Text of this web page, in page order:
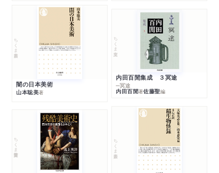
ちくま新書
闇の日本美術
山本聡美著
ちくま文庫
内田百閒集成 ３冥途
─冥途
内田百閒著佐藤聖編
ちくま学芸文庫 ちくま新書